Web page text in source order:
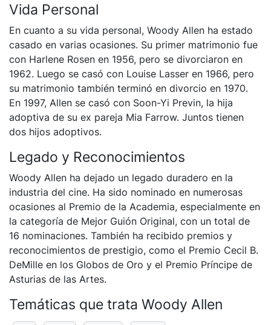
Vida Personal
En cuanto a su vida personal, Woody Allen ha estado
casado en varias ocasiones. Su primer matrimonio fue
con Harlene Rosen en 1956, pero se divorciaron en
1962. Luego se casó con Louise Lasser en 1966, pero
su matrimonio también terminó en divorcio en 1970.
En 1997, Allen se casó con Soon-Yi Previn, la hija
adoptiva de su ex pareja Mia Farrow. Juntos tienen
dos hijos adoptivos.
Legado y Reconocimientos
Woody Allen ha dejado un legado duradero en la
industria del cine. Ha sido nominado en numerosas
ocasiones al Premio de la Academia, especialmente en
la categoría de Mejor Guión Original, con un total de
16 nominaciones. También ha recibido premios y
reconocimientos de prestigio, como el Premio Cecil B.
DeMille en los Globos de Oro y el Premio Príncipe de
Asturias de las Artes.
Temáticas que trata Woody Allen